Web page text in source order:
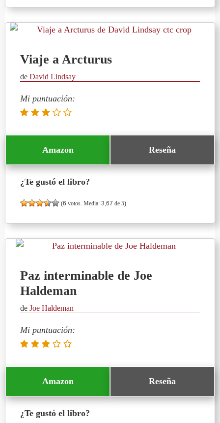
Viaje a Arcturus
de David Lindsay
Mi puntuación:
Amazon Reseña
¿Te gustó el libro?
(6 votos. Media: 3,67 de 5)
Paz interminable de Joe
Haldeman
de Joe Haldeman
Mi puntuación:
Amazon Reseña
¿Te gustó el libro?